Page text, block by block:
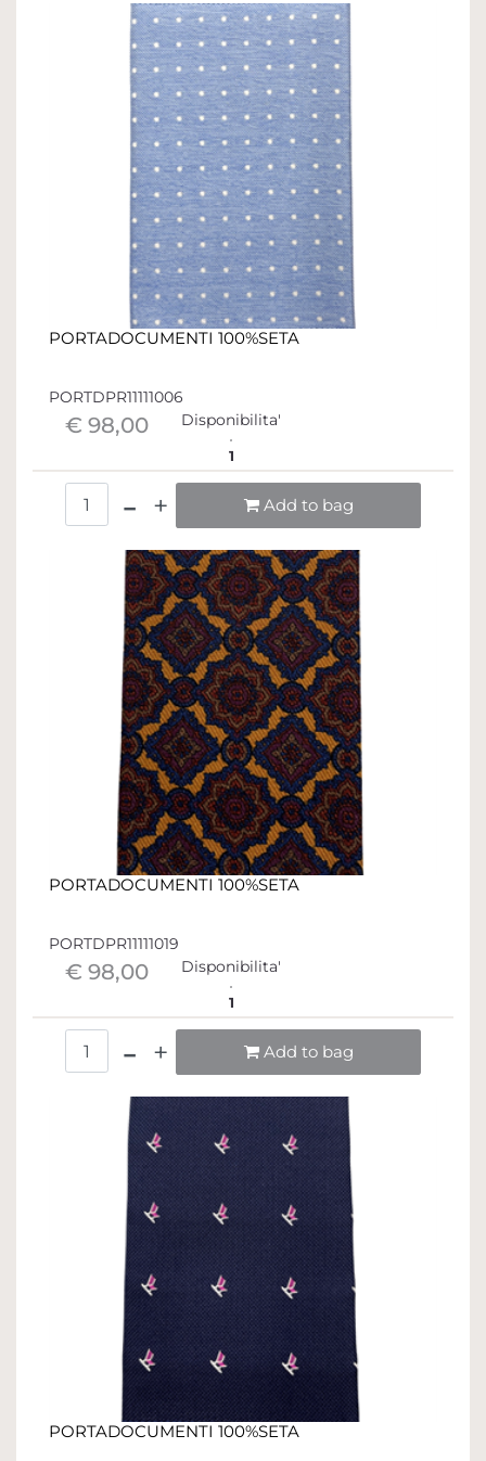
PORTADOCUMENTI 100%SETA
PORTDPR11111006
€ 98,00 Disponibilita'
1
Add to bag
PORTADOCUMENTI 100%SETA
PORTDPR11111019
€ 98,00 Disponibilita'
1
Add to bag
PORTADOCUMENTI 100%SETA